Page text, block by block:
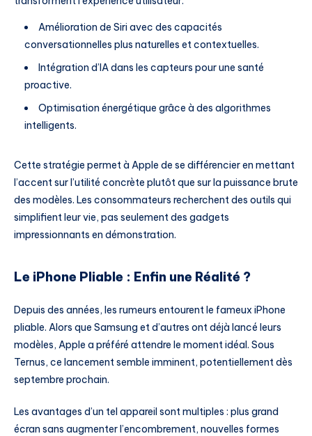
Amélioration de Siri avec des capacités
conversationnelles plus naturelles et contextuelles.
Intégration d’IA dans les capteurs pour une santé
proactive.
Optimisation énergétique grâce à des algorithmes
intelligents.
Cette stratégie permet à Apple de se différencier en mettant
l’accent sur l’utilité concrète plutôt que sur la puissance brute
des modèles. Les consommateurs recherchent des outils qui
simplifient leur vie, pas seulement des gadgets
impressionnants en démonstration.
Le iPhone Pliable : Enfin une Réalité ?
Depuis des années, les rumeurs entourent le fameux iPhone
pliable. Alors que Samsung et d’autres ont déjà lancé leurs
modèles, Apple a préféré attendre le moment idéal. Sous
Ternus, ce lancement semble imminent, potentiellement dès
septembre prochain.
Les avantages d’un tel appareil sont multiples : plus grand
écran sans augmenter l’encombrement, nouvelles formes